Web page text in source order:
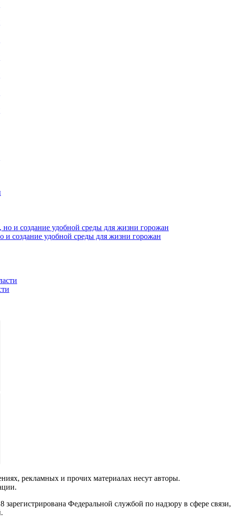
и создание удобной среды для жизни горожан
рекламных и прочих материалах несут авторы.
Федеральной службой по надзору в сфере связи,